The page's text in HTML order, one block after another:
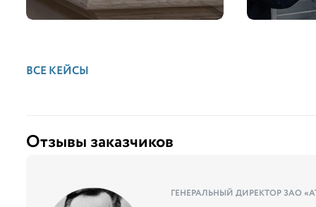
ВСЕ КЕЙСЫ
Отзывы заказчиков
ГЕНЕРАЛЬНЫЙ ДИРЕКТОР ЗАО